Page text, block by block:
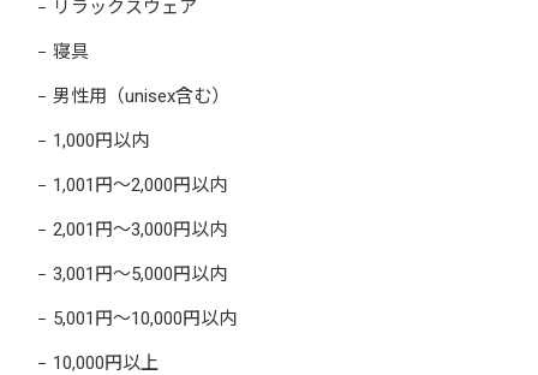
リラックスウェア
寝具
男性用（unisex含む）
1,000円以内
1,001円～2,000円以内
2,001円～3,000円以内
3,001円～5,000円以内
5,001円～10,000円以内
10,000円以上